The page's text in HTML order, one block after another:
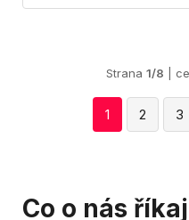
Strana 1/8 |
1 2 3
Co o nás